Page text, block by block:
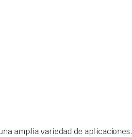
amplia variedad de aplicaciones.